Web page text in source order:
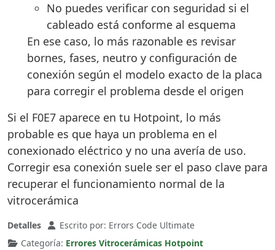
No puedes verificar con seguridad si el
cableado está conforme al esquema
En ese caso, lo más razonable es revisar
bornes, fases, neutro y configuración de
conexión según el modelo exacto de la placa
para corregir el problema desde el origen
Si el F0E7 aparece en tu Hotpoint, lo más
probable es que haya un problema en el
conexionado eléctrico y no una avería de uso.
Corregir esa conexión suele ser el paso clave para
recuperar el funcionamiento normal de la
vitrocerámica
Detalles Escrito por: Errors Code Ultimate
Categoría: Errores Vitrocerámicas Hotpoint